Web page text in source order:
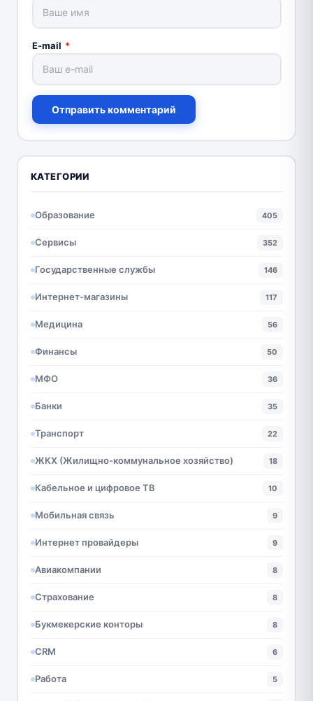
E-mail *
Отправить комментарий
КАТЕГОРИИ
Образование 405
Сервисы 352
Государственные службы 146
Интернет-магазины 117
Медицина 56
Финансы 50
МФО 36
Банки 35
Транспорт 22
ЖКХ (Жилищно-коммунальное хозяйство) 18
Кабельное и цифровое ТВ 10
Мобильная связь 9
Интернет провайдеры 9
Авиакомпании 8
Страхование 8
Букмекерские конторы 8
CRM 6
Работа 5